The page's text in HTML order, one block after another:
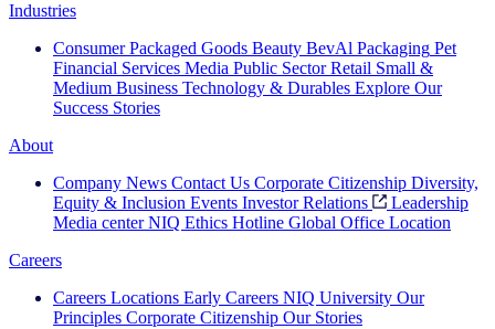
Industries
Consumer Packaged Goods Beauty BevAl Packaging Pet
Financial Services Media Public Sector Retail Small &
Medium Business Technology & Durables Explore Our
Success Stories
About
Company News Contact Us Corporate Citizenship Diversity,
Equity & Inclusion Events Investor Relations
Leadership
Media center NIQ Ethics Hotline Global Office Location
Careers
Careers Locations Early Careers NIQ University Our
Principles Corporate Citizenship Our Stories